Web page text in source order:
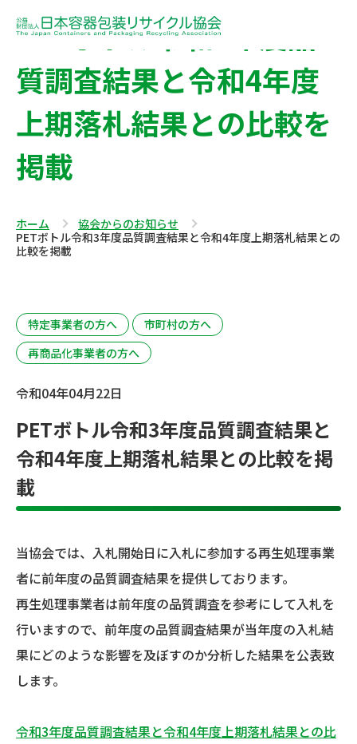
PETボトル令和3年度品
質調査結果と令和4年度
上期落札結果との比較を
掲載
ホーム
協会からのお知らせ
PETボトル令和3年度品質調査結果と令和4年度上期落札結果との
比較を掲載
特定事業者の方へ
市町村の方へ
再商品化事業者の方へ
令和04年04月22日
PETボトル令和3年度品質調査結果と
令和4年度上期落札結果との比較を掲
載
当協会では、入札開始日に入札に参加する再生処理事業
者に前年度の品質調査結果を提供しております。
再生処理事業者は前年度の品質調査を参考にして入札を
行いますので、前年度の品質調査結果が当年度の入札結
果にどのような影響を及ぼすのか分析した結果を公表致
します。
令和3年度品質調査結果と令和4年度上期落札結果との比